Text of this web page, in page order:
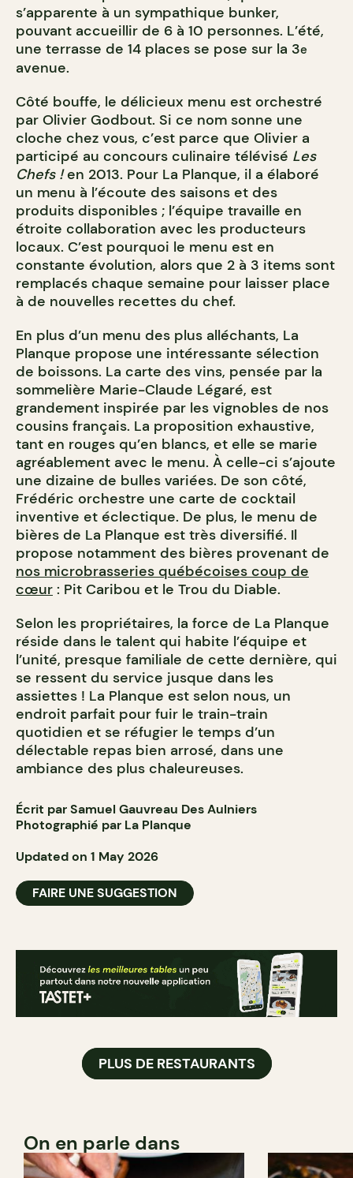
s’apparente à un sympathique bunker,
pouvant accueillir de 6 à 10 personnes. L’été,
une terrasse de 14 places se pose sur la 3e
avenue.
Côté bouffe, le délicieux menu est orchestré
par Olivier Godbout. Si ce nom sonne une
cloche chez vous, c’est parce que Olivier a
participé au concours culinaire télévisé Les
Chefs !en 2013. Pour La Planque, il a élaboré
un menu à l’écoute des saisons et des
produits disponibles ; l’équipe travaille en
étroite collaboration avec les producteurs
locaux. C’est pourquoi le menu est en
constante évolution, alors que 2 à 3 items sont
remplacés chaque semaine pour laisser place
à de nouvelles recettes du chef.
En plus d’un menu des plus alléchants, La
Planque propose une intéressante sélection
de boissons. La carte des vins, pensée par la
sommelière Marie-Claude Légaré, est
grandement inspirée par les vignobles de nos
cousins français. La proposition exhaustive,
tant en rouges qu’en blancs, et elle se marie
agréablement avec le menu. À celle-ci s’ajoute
une dizaine de bulles variées. De son côté,
Frédéric orchestre une carte de cocktail
inventive et éclectique. De plus, le menu de
bières de La Planque est très diversifié. Il
propose notamment des bières provenant de
nos microbrasseries québécoises coup de
cœur : Pit Caribou et le Trou du Diable.
Selon les propriétaires, la force de La Planque
réside dans le talent qui habite l’équipe et
l’unité, presque familiale de cette dernière, qui
se ressent du service jusque dans les
assiettes ! La Planque est selon nous, un
endroit parfait pour fuir le train-train
quotidien et se réfugier le temps d’un
délectable repas bien arrosé, dans une
ambiance des plus chaleureuses.
Écrit par Samuel Gauvreau Des Aulniers
Photographié par La Planque
Updated on 1 May 2026
FAIRE UNE SUGGESTION
PLUS DE RESTAURANTS
On en parle dans